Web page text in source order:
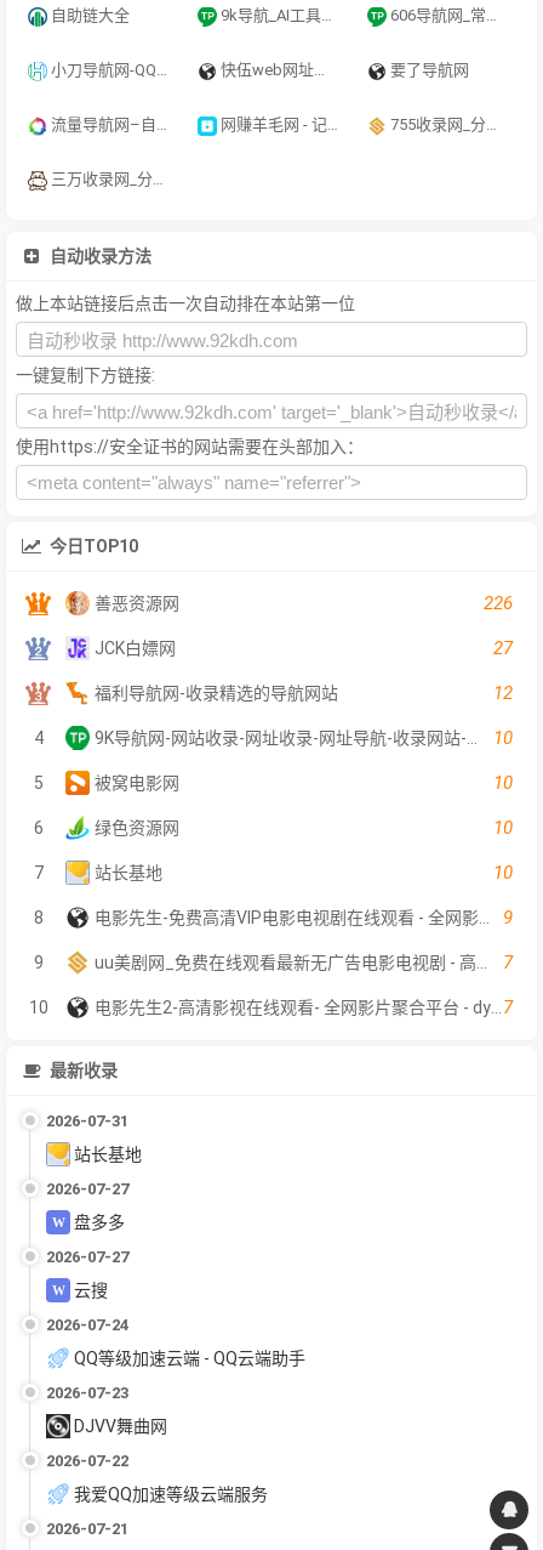
自助链大全 9k导航_AI工具导航_程序员资源大全_硬核科技网址导航 606导航网_常用网址大全_生活服务_让上网更顺溜
小刀导航网-QQ技术导航,学习技术和找AI资源网从小刀导航网开始！ 快伍web网址导航-网站推广-网站目录-seo优化-融兴云机 要了导航网
流量导航网–自动收录–最懂你的导航网站 网赚羊毛网 - 记得保存哦 755收录网_分类目录网_免费网站目录_网站收录_网址提交_免费收录网站
三万收录网_分类目录网_免费网站目录_网站收录_网址提交_免费收录网站
自动收录方法
做上本站链接后点击一次自动排在本站第一位
一键复制下方链接:
使用https://安全证书的网站需要在头部加入：
今日TOP10
善恶资源网 226
JCK白嫖网 27
福利导航网-收录精选的导航网站 12
4 10
5 被窝电影网 10
6 绿色资源网 10
7 站长基地 10
8 9
9 7
10 7
最新收录
2026-07-31
站长基地
2026-07-27
盘多多
2026-07-27
云搜
2026-07-24
QQ等级加速云端 - QQ云端助手
2026-07-23
DJVV舞曲网
2026-07-22
我爱QQ加速等级云端服务
2026-07-21